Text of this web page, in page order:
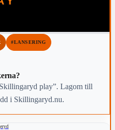
#LANSERING
play”. Lagom till
i Skillingaryd.nu.